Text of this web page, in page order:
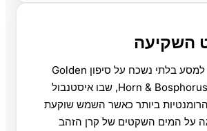
השקיעה
התכוננו להצטרף למסע בלתי נשכח על סיפון Golden
Horn & Bosphorus Sunset Cruise, שבו איסטנבול
ביותר כאשר השמש שוקעת
על המים השקטים של קרן הזהב